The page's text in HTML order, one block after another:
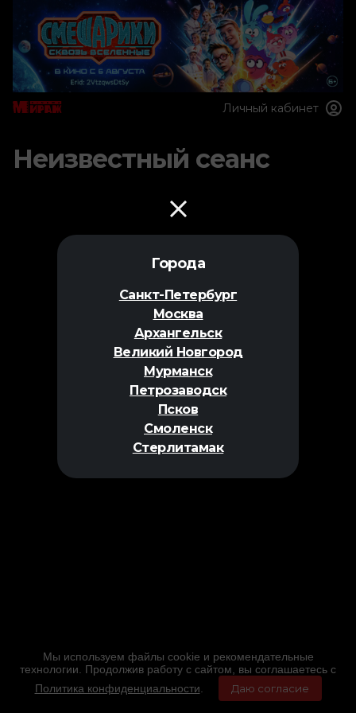
Города
Санкт-Петербург
Москва
Архангельск
Великий Новгород
Мурманск
Петрозаводск
Псков
Смоленск
Стерлитамак
Личный кабинет
Неизвестный сеанс
Мы используем файлы cookie и рекомендательные
технологии. Продолжив работу с сайтом, вы соглашаетесь с
Политика конфиденциальности
Даю согласие